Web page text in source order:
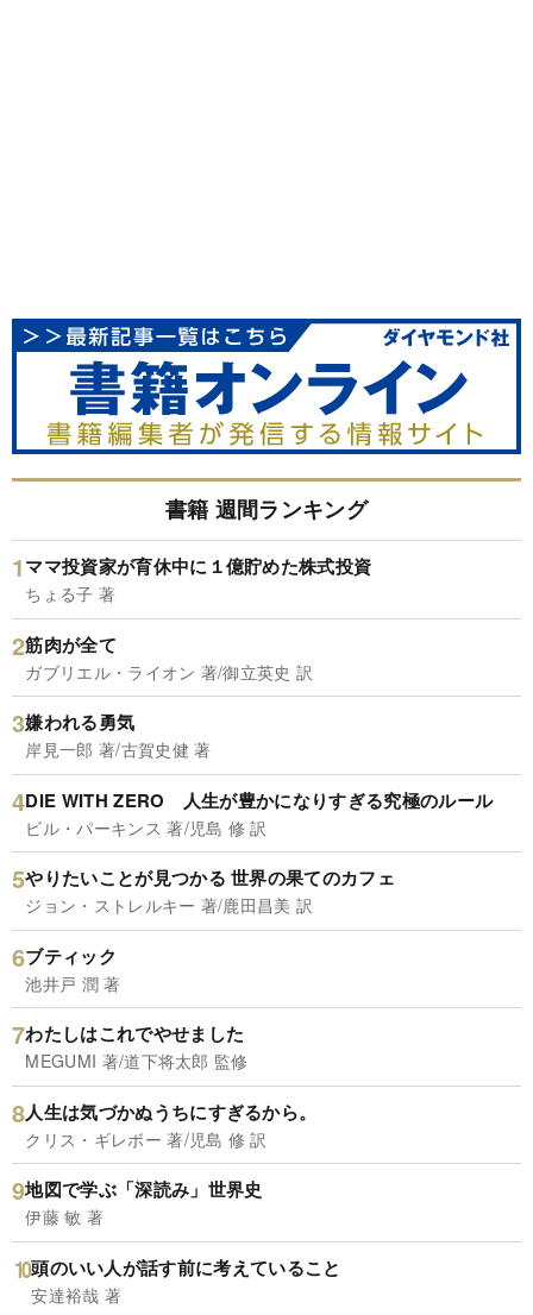
書籍 週間ランキング
ママ投資家が育休中に１億貯めた株式投資
ちょる子 著
筋肉が全て
ガブリエル・ライオン 著/御立英史 訳
嫌われる勇気
岸見一郎 著/古賀史健 著
DIE WITH ZERO 人生が豊かになりすぎる究極のルール
ビル・パーキンス 著/児島 修 訳
やりたいことが見つかる 世界の果てのカフェ
ジョン・ストレルキー 著/鹿田昌美 訳
ブティック
池井戸 潤 著
わたしはこれでやせました
MEGUMI 著/道下将太郎 監修
人生は気づかぬうちにすぎるから。
クリス・ギレボー 著/児島 修 訳
地図で学ぶ「深読み」世界史
伊藤 敏 著
頭のいい人が話す前に考えていること
安達裕哉 著